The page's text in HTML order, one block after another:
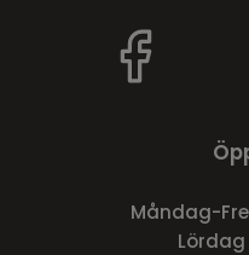
Måndag-
Lördag